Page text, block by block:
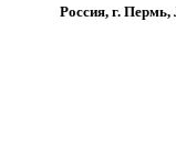
Россия, г. Пермь,